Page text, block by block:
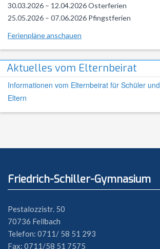
30.03.2026 – 12.04.2026 Osterferien
25.05.2026 – 07.06.2026 Pfingstferien
Ferienpläne anschauen
Aktuelles vom Elternbeirat
Informationen vom Elternbeirat für Schüler und
Eltern
Friedrich-Schiller-Gymnasium
Pestalozzistr. 50
70736 Fellbach
Telefon: 0711/ 58 51 293
Fax: 0711/58 51 7575